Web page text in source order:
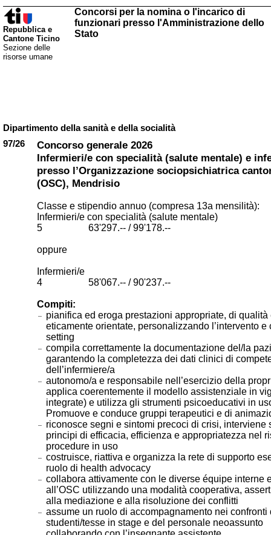
Repubblica e
Cantone Ticino
Sezione delle
risorse umane
Concorsi per la nomina o l'incarico di
funzionari presso l'Amministrazione dello
Stato
Dipartimento della sanità e della socialità
97/26
Concorso generale 2026
Infermieri/e con specialità (salute mentale) e
presso l’Organizzazione sociopsichiatrica
(OSC), Mendrisio
Classe e stipendio annuo (compresa 13a mensilità):
Infermieri/e con specialità (salute mentale)
5 63'297.-- / 99'178.--
oppure
Infermieri/e
4 58'067.-- / 90'237.--
Compiti:
pianifica ed eroga prestazioni appropriate, di qualità
eticamente orientate, personalizzando l’intervento e
setting
compila correttamente la documentazione del/la
garantendo la completezza dei dati clinici di
dell’infermiere/a
autonomo/a e responsabile nell’esercizio della
applica coerentemente il modello assistenziale in
integrate) e utilizza gli strumenti psicoeducativi in
Promuove e conduce gruppi terapeutici e di
riconosce segni e sintomi precoci di crisi, interviene
principi di efficacia, efficienza e appropriatezza nel
procedure in uso
costruisce, riattiva e organizza la rete di supporto
ruolo di health advocacy
collabora attivamente con le diverse équipe interne
all’OSC utilizzando una modalità cooperativa,
alla mediazione e alla risoluzione dei conflitti
assume un ruolo di accompagnamento nei confronti
studenti/tesse in stage e del personale neoassunto